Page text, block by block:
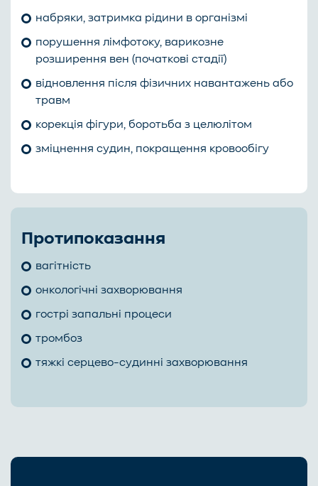
набряки, затримка рідини в організмі
порушення лімфотоку, варикозне
розширення вен (початкові стадії)
відновлення після фізичних навантажень або
травм
корекція фігури, боротьба з целюлітом
зміцнення судин, покращення кровообігу
Протипоказання
вагітність
онкологічні захворювання
гострі запальні процеси
тромбоз
тяжкі серцево-судинні захворювання